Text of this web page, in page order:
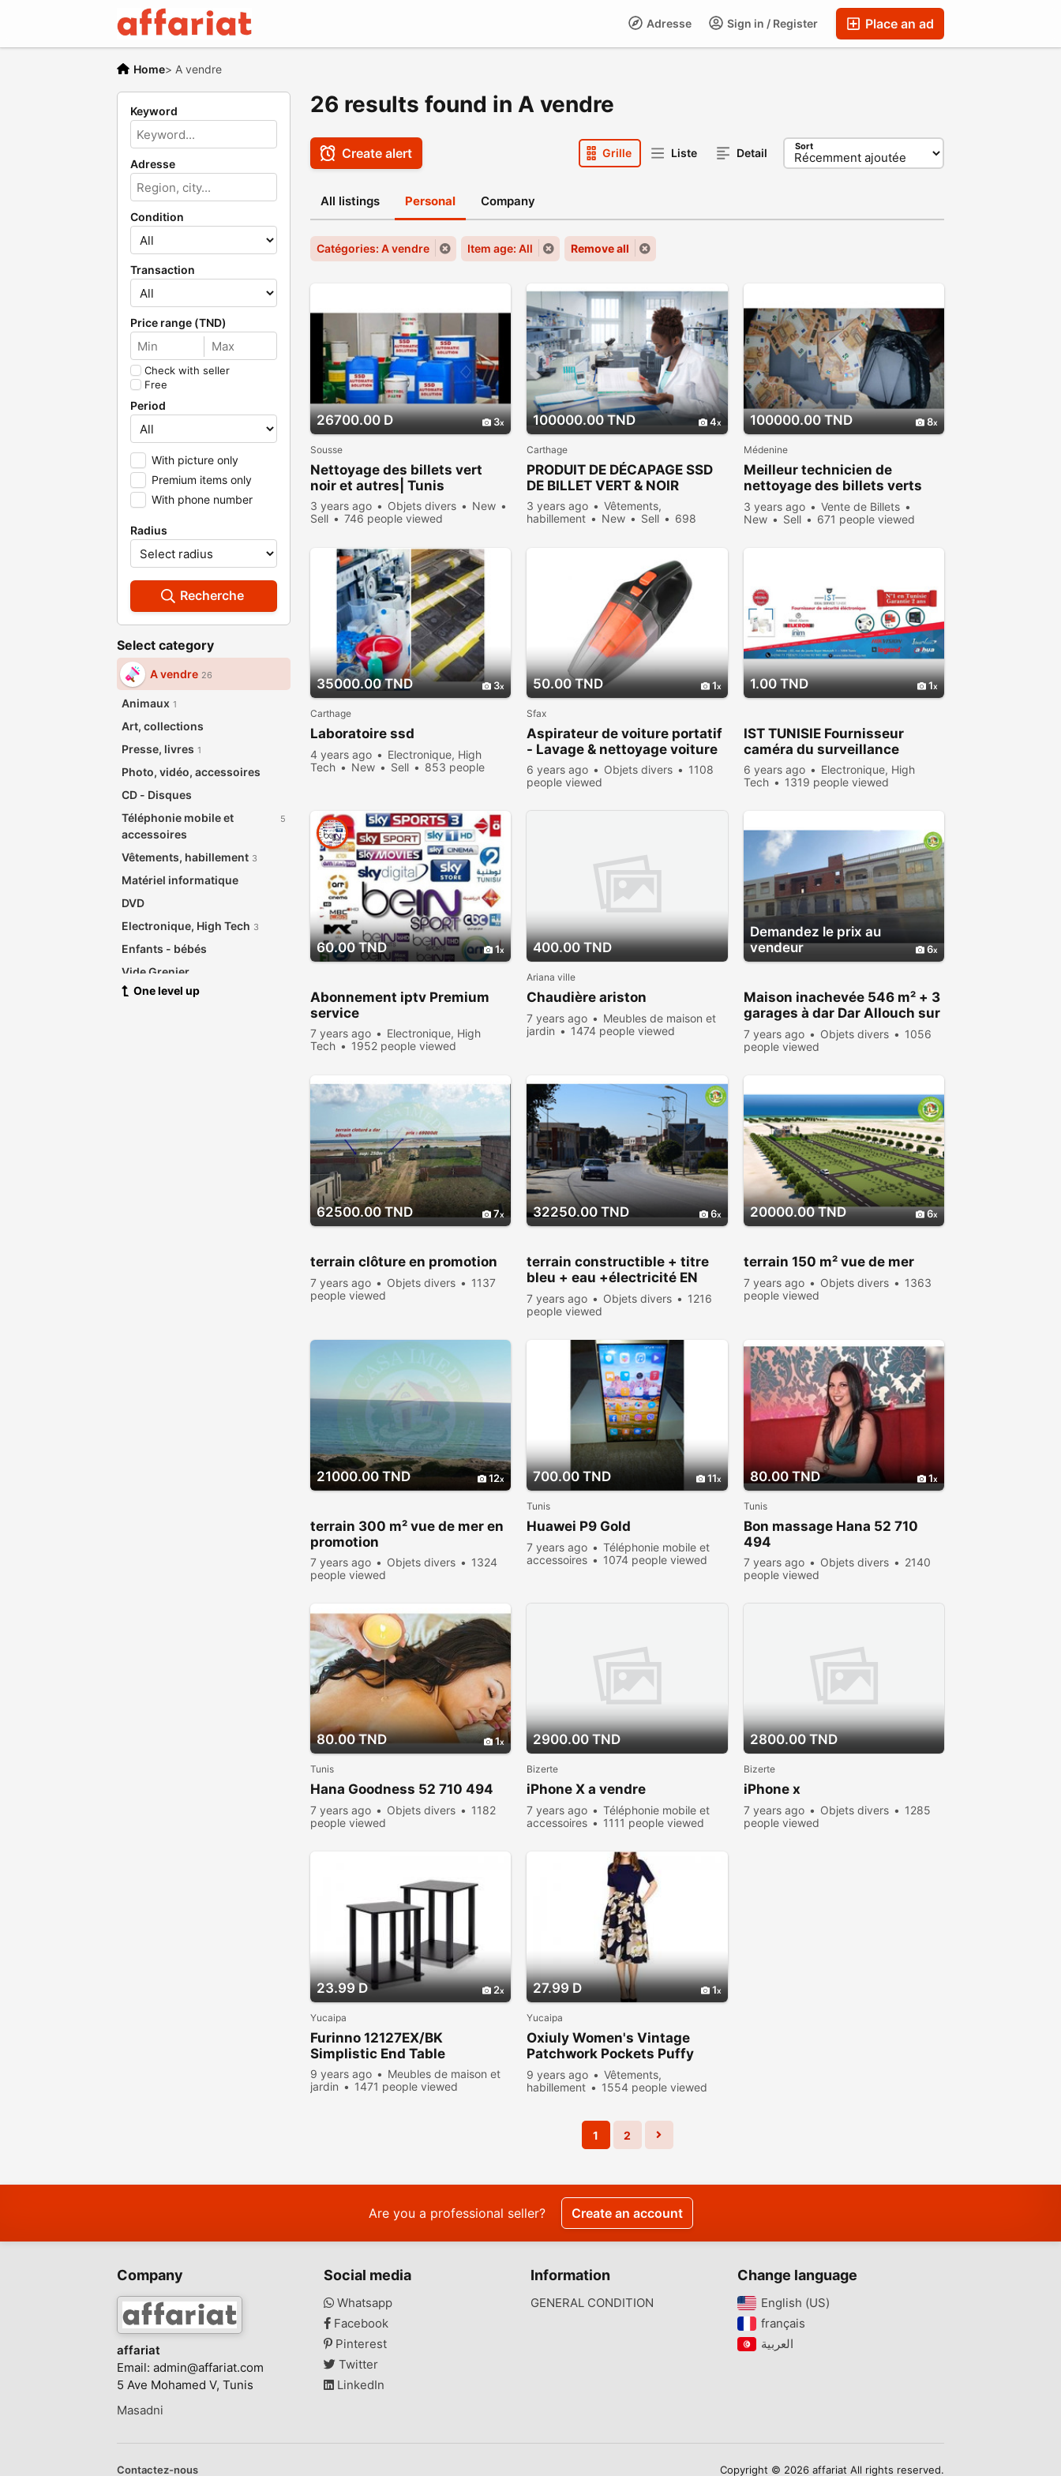
Place an ad
Sign in / Register
Adresse
Home> A vendre
Keyword
Adresse
Condition
Transaction
Price range (TND)
Check with seller
Free
Period
With picture only
Premium items only
With phone number
Radius
Recherche
Select category
A vendre 26
Animaux 1
Art, collections
Presse, livres 1
Photo, vidéo, accessoires
CD - Disques
Téléphonie mobile et
accessoires
5
Vêtements, habillement 3
Matériel informatique
DVD
Electronique, High Tech 3
Enfants - bébés
Vide Grenier
Santé beauté
One level up
26 results found in A vendre
Create alert Grille Liste Detail Sort
All listings Personal Company
Catégories: A vendre Item age: All Remove all
26700.00 D 3
Sousse
Nettoyage des billets vert
noir et autres| Tunis
3 years ago Objets divers
New
Sell
746 people viewed
100000.00 TND 4
Carthage
PRODUIT DE DÉCAPAGE SSD
DE BILLET VERT & NOIR
3 years ago
Vêtements,
habillement
New Sell
698
100000.00 TND 8
Médenine
Meilleur technicien de
nettoyage des billets verts
noir
3 years ago
Vente de Billets
New
Sell 671 people viewed
35000.00 TND 3
Carthage
Laboratoire ssd
4 years ago
Electronique, High
Tech
New Sell
853 people
50.00 TND 1
Sfax
Aspirateur de voiture portatif
- Lavage & nettoyage voiture
6 years ago Objets divers
1108
people viewed
1.00 TND 1
IST TUNISIE Fournisseur
caméra du surveillance
6 years ago
Electronique, High
Tech
1319 people viewed
60.00 TND 1
Abonnement iptv Premium
service
7 years ago
Electronique, High
Tech
1952 people viewed
400.00 TND
Ariana ville
Chaudière ariston
7 years ago
Meubles de maison et
jardin
1474 people viewed
Demandez le prix au
vendeur
6
Maison inachevée 546 m² + 3
garages à dar Dar Allouch sur
la rue principale
7 years ago Objets divers
1056
people viewed
62500.00 TND 7
terrain clôture en promotion
7 years ago Objets divers
1137
people viewed
32250.00 TND 6
terrain constructible + titre
bleu + eau +électricité EN
PROMOTION
7 years ago Objets divers
1216
people viewed
20000.00 TND 6
terrain 150 m² vue de mer
7 years ago Objets divers
1363
people viewed
21000.00 TND 12
terrain 300 m² vue de mer en
promotion
7 years ago Objets divers
1324
people viewed
700.00 TND 11
Tunis
Huawei P9 Gold
7 years ago
Téléphonie mobile et
accessoires
1074 people viewed
80.00 TND 1
Tunis
Bon massage Hana 52 710
494
7 years ago Objets divers
2140
people viewed
80.00 TND 1
Tunis
Hana Goodness 52 710 494
7 years ago Objets divers
1182
people viewed
2900.00 TND
Bizerte
iPhone X a vendre
7 years ago
Téléphonie mobile et
accessoires
1111 people viewed
2800.00 TND
Bizerte
iPhone x
7 years ago Objets divers
1285
people viewed
23.99 D 2
Yucaipa
Furinno 12127EX/BK
Simplistic End Table
9 years ago
Meubles de maison et
jardin
1471 people viewed
27.99 D 1
Yucaipa
Oxiuly Women's Vintage
Patchwork Pockets Puffy
Swing Casual Party Dress
9 years ago
Vêtements,
habillement
1554 people viewed
1 2
Are you a professional seller? Create an account
Company
affariat
Email: admin@affariat.com
5 Ave Mohamed V, Tunis
Social media
Whatsapp
Facebook
Pinterest
Twitter
LinkedIn
Information
GENERAL CONDITION
Change language
English (US)‎
français‎
Masadni
Contactez-nous Copyright © 2026 affariat All rights reserved.